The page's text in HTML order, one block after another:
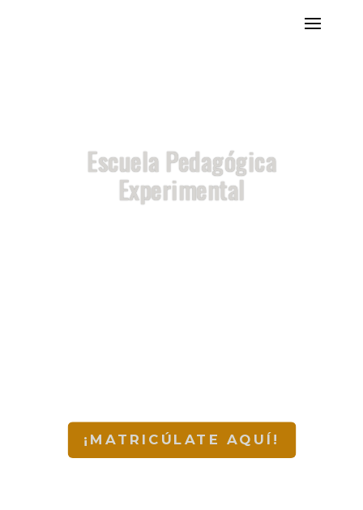
Escuela Pedagógica
Experimental
¡MATRICÚLATE AQUÍ!